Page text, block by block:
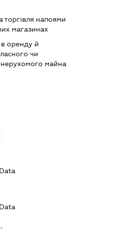
торгівля напоями
магазинах
оренду й
чи
майна